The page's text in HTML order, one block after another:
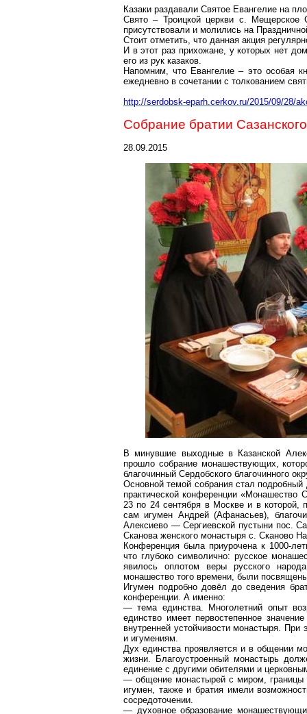
Казаки раздавали Святое Евангелие на
Свято – Троицкой церкви с. Мещерское
присутствовали и молились на
Стоит отметить, что данная акция
И в этот раз прихожане, у которых нет
его из рук казаков.
Напомним, что Евангелие – это особая
ежедневно в сочетании с толкованием
http://serdobsk-eparh.cerkov.ru/2015/09/28/
Собрание братии Сазанского
28.09.2015
В минувшие выходные в Казанской
прошло собрание монашествующих,
благочинный Сердобского благочинного
Основной темой собрания стал
практической конференции «Монашество
23 по 24 сентября в Москве и в которой,
сам игумен Андрей (Афанасьев),
Алексиево — Сергиевской пустыни пос.
Скановаженского монастыря с. Сканово
Конференция была приурочена к 1000-
что глубоко символично: русское
явилось оплотом веры русского
монашество того времени, были
Игумен подробно довёл до сведения
конференции. А именно:
— тема единства. Многолетний опыт
единство имеет первостепенное
внутренней устойчивости монастыря.
и игумениям.
Дух единства проявляется и в общении
жизни. Благоустроенный монастырь
единение с другими обителями и
— общение монастырей с миром,
игумен, также и братия имели
сосредоточении.
— духовное образование